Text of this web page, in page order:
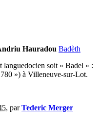
Hauradou Badèth
languedocien soit « Badel » :
») à Villeneuve-sur-Lot.
, parTederic Merger